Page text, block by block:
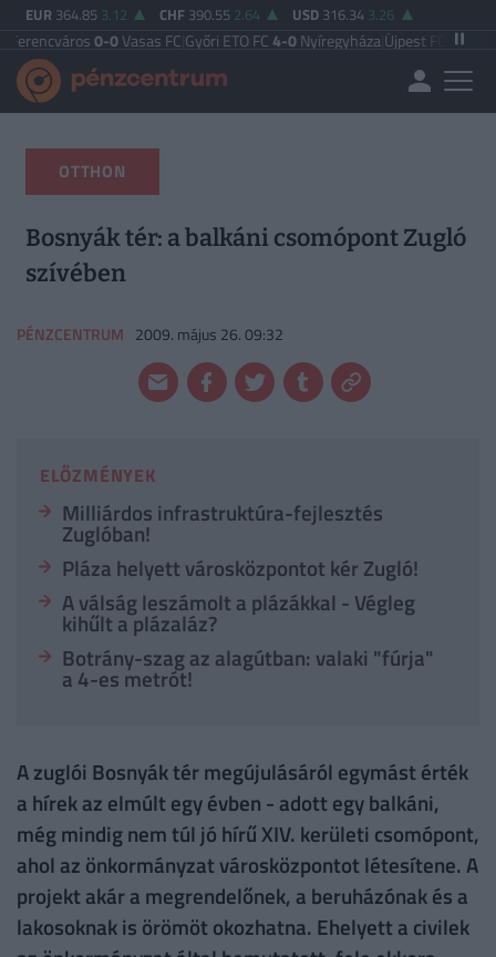
EUR 364.85 3.12 CHF 390.55 2.64 USD 316.34 3.26
0-0Vasas FC|Győri ETO FC4-0Nyíregyháza|Újpest FC4-2Debreceni
OTTHON
Bosnyák tér: a balkáni csomópont Zugló
szívében
PÉNZCENTRUM 2009. május 26. 09:32
ELŐZMÉNYEK
Milliárdos infrastruktúra-fejlesztés
Zuglóban!
Pláza helyett városközpontot kér Zugló!
A válság leszámolt a plázákkal - Végleg
kihűlt a plázaláz?
Botrány-szag az alagútban: valaki "fúrja"
a 4-es metrót!
A zuglói Bosnyák tér megújulásáról egymást érték
a hírek az elmúlt egy évben - adott egy balkáni,
még mindig nem túl jó hírű XIV. kerületi csomópont,
ahol az önkormányzat városközpontot létesítene. A
projekt akár a megrendelőnek, a beruházónak és a
lakosoknak is örömöt okozhatna. Ehelyett a civilek